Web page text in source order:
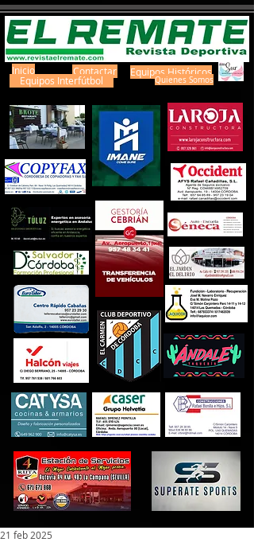
Inicio Contactar
Equipos Interfútbol
Equipos Históricos
Quienes Somos
21 feb 2025